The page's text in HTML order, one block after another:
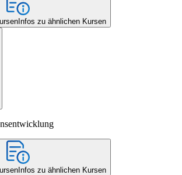
Infos zu ähnlichen Kursen
Infos zu ähnlichen Kursen